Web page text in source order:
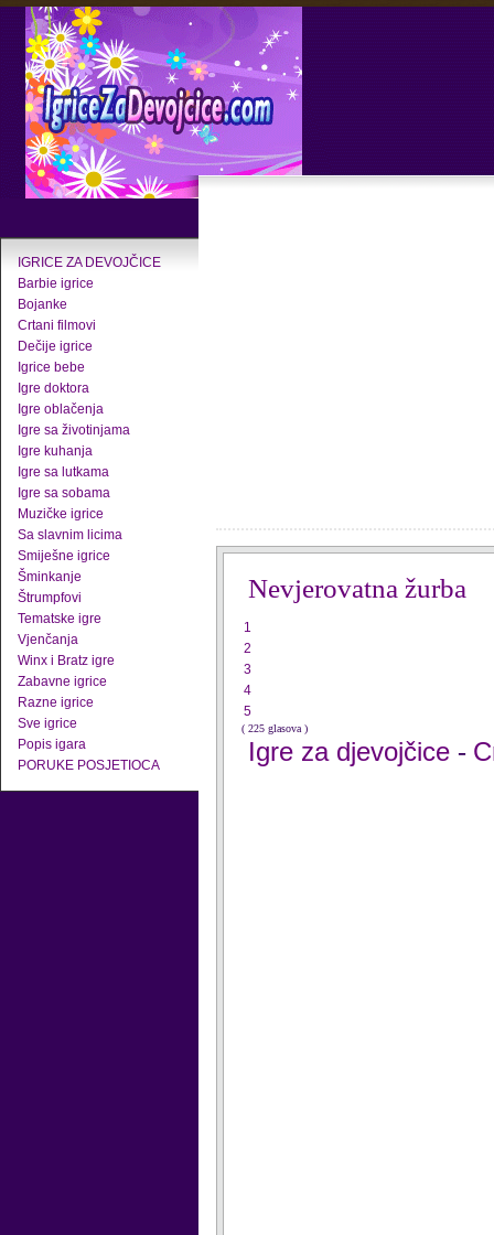
IGRICE ZA DEVOJČICE
Barbie igrice
Bojanke
Crtani filmovi
Dečije igrice
Igrice bebe
Igre doktora
Igre oblačenja
Igre sa životinjama
Igre kuhanja
Igre sa lutkama
Igre sa sobama
Muzičke igrice
Sa slavnim licima
Smiješne igrice
Šminkanje
Štrumpfovi
Tematske igre
Vjenčanja
Winx i Bratz igre
Zabavne igrice
Razne igrice
Sve igrice
Popis igara
PORUKE POSJETIOCA
Nevjerovatna žurba
1
2
3
4
5
( 225 glasova )
Igre za djevojčice -